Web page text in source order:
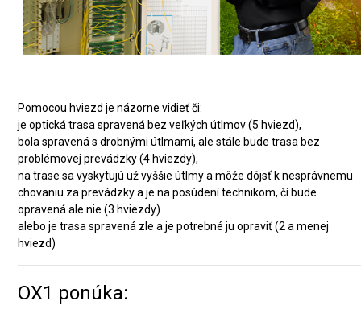
Pomocou hviezd je názorne vidieť či:
je optická trasa spravená bez veľkých útlmov (5 hviezd),
bola spravená s drobnými útlmami, ale stále bude trasa bez
problémovej prevádzky (4 hviezdy),
na trase sa vyskytujú už vyššie útlmy a môže dôjsť k nesprávnemu
chovaniu za prevádzky a je na posúdení technikom, čí bude
opravená ale nie (3 hviezdy)
alebo je trasa spravená zle a je potrebné ju opraviť (2 a menej
hviezd)
OX1 ponúka: